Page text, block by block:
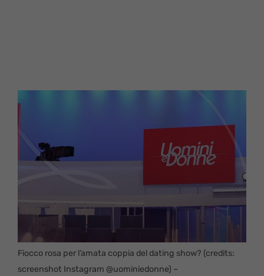
Fiocco rosa per l’amata coppia del dating show? (credits:
screenshot Instagram @uominiedonne) –